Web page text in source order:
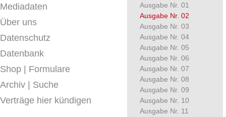
Mediadaten
Über uns
Datenschutz
Datenbank
Shop | Formulare
Archiv | Suche
Verträge hier kündigen
Ausgabe Nr. 01
Ausgabe Nr. 02
Ausgabe Nr. 03
Ausgabe Nr. 04
Ausgabe Nr. 05
Ausgabe Nr. 06
Ausgabe Nr. 07
Ausgabe Nr. 08
Ausgabe Nr. 09
Ausgabe Nr. 10
Ausgabe Nr. 11